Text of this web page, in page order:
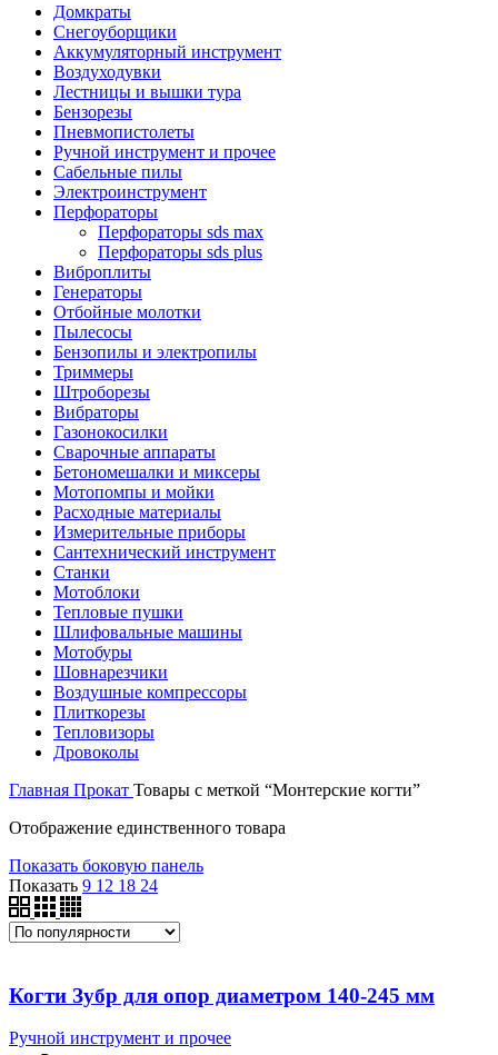
Домкраты
Снегоуборщики
Аккумуляторный инструмент
Воздуходувки
Лестницы и вышки тура
Бензорезы
Пневмопистолеты
Ручной инструмент и прочее
Сабельные пилы
Электроинструмент
Перфораторы
Перфораторы sds max
Перфораторы sds plus
Виброплиты
Генераторы
Отбойные молотки
Пылесосы
Бензопилы и электропилы
Триммеры
Штроборезы
Вибраторы
Газонокосилки
Сварочные аппараты
Бетономешалки и миксеры
Мотопомпы и мойки
Расходные материалы
Измерительные приборы
Сантехнический инструмент
Станки
Мотоблоки
Тепловые пушки
Шлифовальные машины
Мотобуры
Шовнарезчики
Воздушные компрессоры
Плиткорезы
Тепловизоры
Дровоколы
Главная Прокат Товары с меткой “Монтерские когти”
Отображение единственного товара
Показать боковую панель
Показать 9 12 18 24
Когти Зубр для опор диаметром 140-245 мм
Ручной инструмент и прочее